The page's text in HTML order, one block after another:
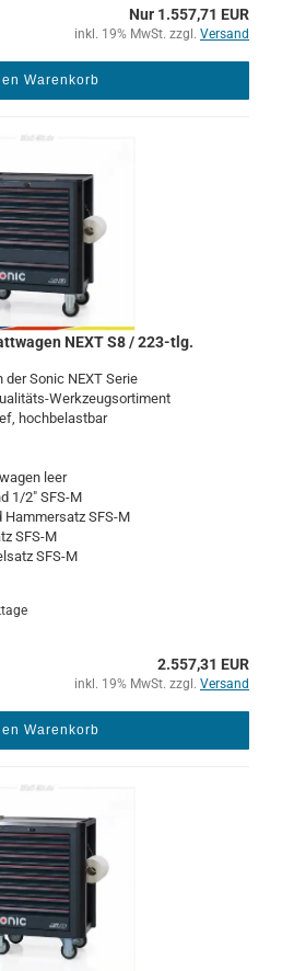
Nur 1.557,71 EUR
inkl. 19% MwSt. zzgl. Versand
Warenkorb
NEXT S8 / 223-​tlg.
Sonic NEXT Serie
​Werkzeugsortiment
hoch­be­last­bar
leer
1/2" SFS-M
Ham­mer­satz SFS-M
SFS-M
SFS-M
2.557,31 EUR
inkl. 19% MwSt. zzgl. Versand
Warenkorb